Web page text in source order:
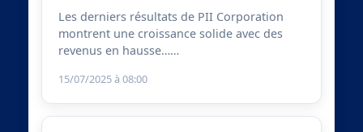
Les derniers résultats de PII Corporation
montrent une croissance solide avec des
revenus en hausse……
15/07/2025 à 08:00